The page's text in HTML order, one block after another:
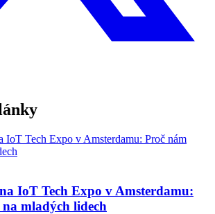
IoT Tech Expo v Amsterdamu:
mladých lidech